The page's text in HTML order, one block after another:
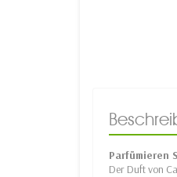
Parfümieren
Der Duft von